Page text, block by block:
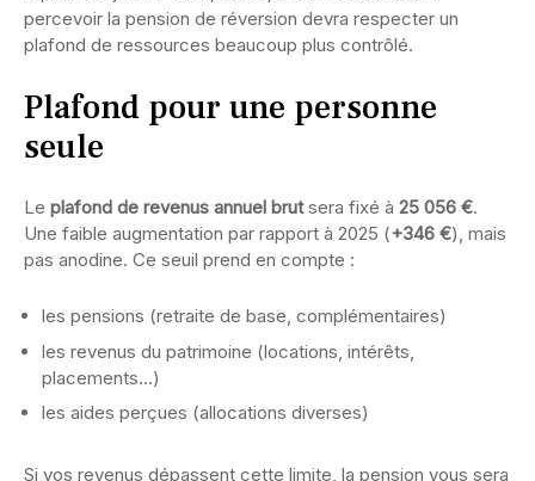
percevoir la pension de réversion devra respecter un
plafond de ressources beaucoup plus contrôlé.
Plafond pour une personne
seule
Le plafond de revenus annuel brutsera fixé à 25 056 €.
Une faible augmentation par rapport à 2025 (+346 €), mais
pas anodine. Ce seuil prend en compte :
les pensions (retraite de base, complémentaires)
les revenus du patrimoine (locations, intérêts,
placements…)
les aides perçues (allocations diverses)
Si vos revenus dépassent cette limite, la pension vous sera